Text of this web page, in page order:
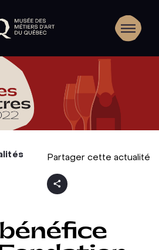
Partager cette actualité